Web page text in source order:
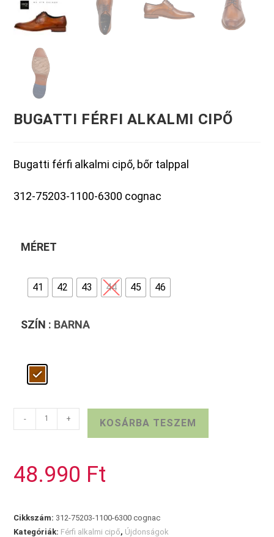
BUGATTI FÉRFI ALKALMI CIPŐ
Bugatti férfi alkalmi cipő, bőr talppal
312-75203-1100-6300 cognac
MÉRET
41 42 43 44 45 46
SZÍN : BARNA
BUGATTI
FÉRFI
mennyiség
- + KOSÁRBA TESZEM
48.990 Ft
Cikkszám: 312-75203-1100-6300 cognac
Kategóriák: Férfi alkalmi cipő, Újdonságok